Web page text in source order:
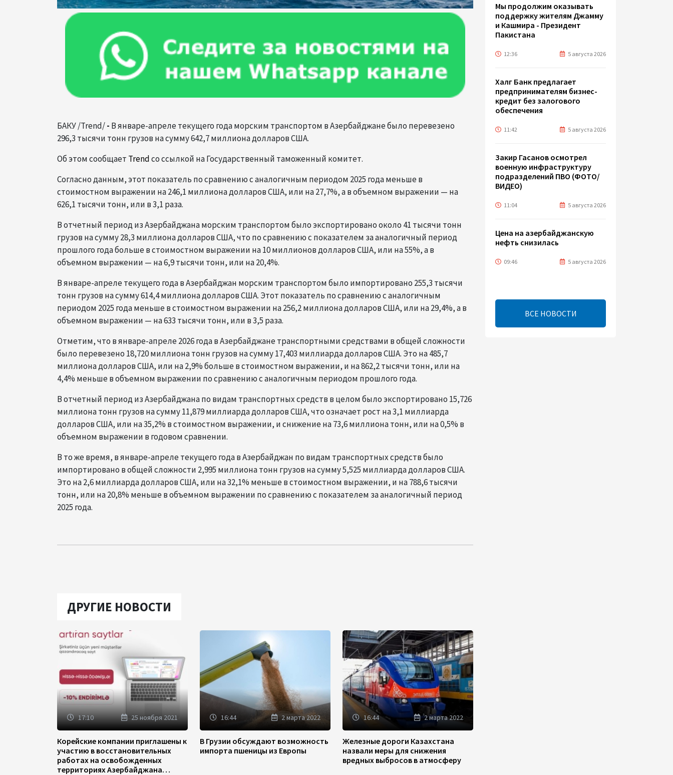
БАКУ /Trend/- В январе-апреле текущего года морским транспортом в Азербайджане было перевезено
296,3 тысячи тонн грузов на сумму 642,7 миллиона долларов США.
Об этом сообщает Trendсо ссылкой на Государственный таможенный комитет.
Согласно данным, этот показатель по сравнению с аналогичным периодом 2025 года меньше в
стоимостном выражении на 246,1 миллиона долларов США, или на 27,7%, а в объемном выражении — на
626,1 тысячи тонн, или в 3,1 раза.
В отчетный период из Азербайджана морским транспортом было экспортировано около 41 тысячи тонн
грузов на сумму 28,3 миллиона долларов США, что по сравнению с показателем за аналогичный период
прошлого года больше в стоимостном выражении на 10 миллионов долларов США, или на 55%, а в
объемном выражении — на 6,9 тысячи тонн, или на 20,4%.
В январе-апреле текущего года в Азербайджан морским транспортом было импортировано 255,3 тысячи
тонн грузов на сумму 614,4 миллиона долларов США. Этот показатель по сравнению с аналогичным
периодом 2025 года меньше в стоимостном выражении на 256,2 миллиона долларов США, или на 29,4%, а в
объемном выражении — на 633 тысячи тонн, или в 3,5 раза.
Отметим, что в январе-апреле 2026 года в Азербайджане транспортными средствами в общей сложности
было перевезено 18,720 миллиона тонн грузов на сумму 17,403 миллиарда долларов США. Это на 485,7
миллиона долларов США, или на 2,9% больше в стоимостном выражении, и на 862,2 тысячи тонн, или на
4,4% меньше в объемном выражении по сравнению с аналогичным периодом прошлого года.
В отчетный период из Азербайджана по видам транспортных средств в целом было экспортировано 15,726
миллиона тонн грузов на сумму 11,879 миллиарда долларов США, что означает рост на 3,1 миллиарда
долларов США, или на 35,2% в стоимостном выражении, и снижение на 73,6 миллиона тонн, или на 0,5% в
объемном выражении в годовом сравнении.
В то же время, в январе-апреле текущего года в Азербайджан по видам транспортных средств было
импортировано в общей сложности 2,995 миллиона тонн грузов на сумму 5,525 миллиарда долларов США.
Это на 2,6 миллиарда долларов США, или на 32,1% меньше в стоимостном выражении, и на 788,6 тысячи
тонн, или на 20,8% меньше в объемном выражении по сравнению с показателем за аналогичный период
2025 года.
ДРУГИЕ НОВОСТИ
17:10 25 ноября 2021
Корейские компании приглашены к
участию в восстановительных
работах на освобожденных
территориях Азербайджана
16:44 2 марта 2022
В Грузии обсуждают возможность
импорта пшеницы из Европы
16:44 2 марта 2022
Железные дороги Казахстана
назвали меры для снижения
вредных выбросов в атмосферу
Мы продолжим оказывать
поддержку жителям Джамму
и Кашмира - Президент
Пакистана
12:36 5 августа 2026
Халг Банк предлагает
предпринимателям бизнес-
кредит без залогового
обеспечения
11:42 5 августа 2026
Закир Гасанов осмотрел
военную инфраструктуру
подразделений ПВО (ФОТО/
ВИДЕО)
11:04 5 августа 2026
Цена на азербайджанскую
нефть cнизилась
09:46 5 августа 2026
ученый Эргун Кырлыковалы
Талеба по вопросу Рубена
Варданяна
ВСЕ НОВОСТИ